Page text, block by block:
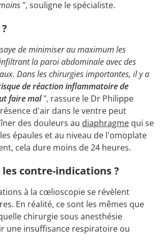
", souligne le spécialiste.
de minimiser au maximum les
la paroi abdominale avec des
Dans les chirurgies importantes, il y a
de réaction inflammatoire de
faire mal", rassure le Dr Philippe
d'air dans le ventre peut
des douleurs au diaphragme qui se
épaules et au niveau de l'omoplate
cela dure moins de 24 heures.
contre-indications ?
à la cœlioscopie se révèlent
En réalité, ce sont les mêmes que
chirurgie sous anesthésie
une insuffisance respiratoire ou